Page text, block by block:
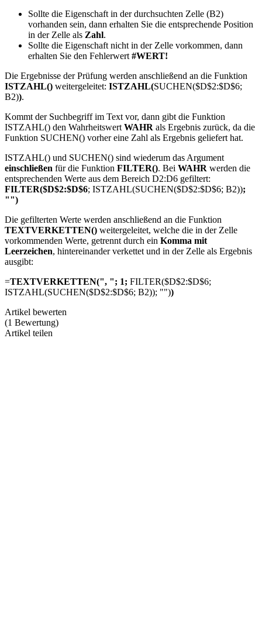
Sollte die Eigenschaft in der durchsuchten Zelle (B2)
vorhanden sein, dann erhalten Sie die entsprechende Position
in der Zelle als Zahl.
Sollte die Eigenschaft nicht in der Zelle vorkommen, dann
erhalten Sie den Fehlerwert #WERT!
Die Ergebnisse der Prüfung werden anschließend an die Funktion
ISTZAHL() weitergeleitet: ISTZAHL(SUCHEN($D$2:$D$6;
B2)).
Kommt der Suchbegriff im Text vor, dann gibt die Funktion
ISTZAHL() den Wahrheitswert WAHR als Ergebnis zurück, da die
Funktion SUCHEN() vorher eine Zahl als Ergebnis geliefert hat.
ISTZAHL() und SUCHEN() sind wiederum das Argument
einschließen für die Funktion FILTER(). Bei WAHR werden die
entsprechenden Werte aus dem Bereich D2:D6 gefiltert:
FILTER($D$2:$D$6; ISTZAHL(SUCHEN($D$2:$D$6; B2));
"")
Die gefilterten Werte werden anschließend an die Funktion
TEXTVERKETTEN() weitergeleitet, welche die in der Zelle
vorkommenden Werte, getrennt durch ein Komma mit
Leerzeichen, hintereinander verkettet und in der Zelle als Ergebnis
ausgibt:
=TEXTVERKETTEN(", "; 1; FILTER($D$2:$D$6;
ISTZAHL(SUCHEN($D$2:$D$6; B2)); ""))
Artikel bewerten
(1 Bewertung)
Artikel teilen